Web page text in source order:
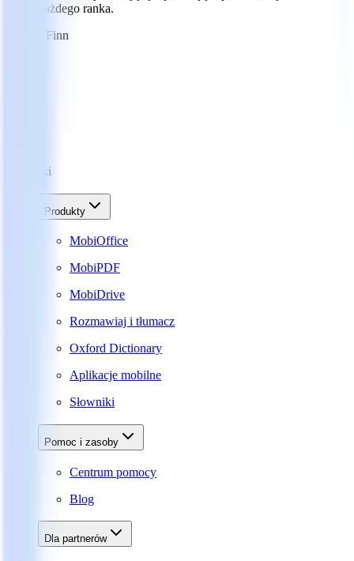
każdego ranka.
Tate Finn
Słowniki
Produkty
MobiOffice
MobiPDF
MobiDrive
Rozmawiaj i tłumacz
Oxford Dictionary
Aplikacje mobilne
Słowniki
Pomoc i zasoby
Centrum pomocy
Blog
Dla partnerów